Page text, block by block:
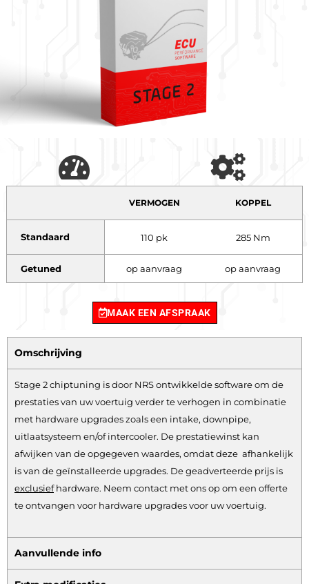
VERMOGEN KOPPEL
Standaard 110 pk 285 Nm
Getuned op aanvraag op aanvraag
MAAK EEN AFSPRAAK
Omschrijving
Stage 2 chiptuning is door NRS ontwikkelde software om de
prestaties van uw voertuig verder te verhogen in combinatie
met hardware upgrades zoals een intake, downpipe,
uitlaatsysteem en/of intercooler. De prestatiewinst kan
afwijken van de opgegeven waardes, omdat deze afhankelijk
is van de geïnstalleerde upgrades. De geadverteerde prijs is
exclusiefhardware. Neem contact met ons op om een offerte
te ontvangen voor hardware upgrades voor uw voertuig.
Aanvullende info